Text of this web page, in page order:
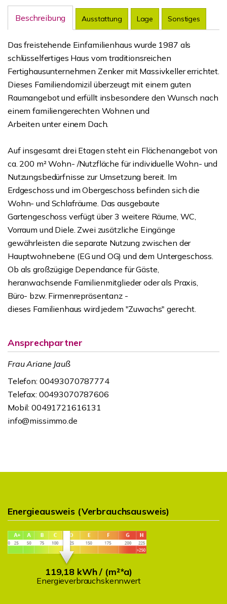
Beschreibung Ausstattung Lage Sonstiges
Das freistehende Einfamilienhaus wurde 1987 als
schlüsselfertiges Haus vom traditionsreichen
Fertighausunternehmen Zenker mit Massivkeller errichtet.
Dieses Familiendomizil überzeugt mit einem guten
Raumangebot und erfüllt insbesondere den Wunsch nach
einem familiengerechten Wohnen und
Arbeiten unter einem Dach.
Auf insgesamt drei Etagen steht ein Flächenangebot von
ca. 200 m² Wohn- /Nutzfläche für individuelle Wohn- und
Nutzungsbedürfnisse zur Umsetzung bereit. Im
Erdgeschoss und im Obergeschoss befinden sich die
Wohn- und Schlafräume. Das ausgebaute
Gartengeschoss verfügt über 3 weitere Räume, WC,
Vorraum und Diele. Zwei zusätzliche Eingänge
gewährleisten die separate Nutzung zwischen der
Hauptwohnebene (EG und OG) und dem Untergeschoss.
Ob als großzügige Dependance für Gäste,
heranwachsende Familienmitglieder oder als Praxis,
Büro- bzw. Firmenrepräsentanz -
dieses Familienhaus wird jedem "Zuwachs" gerecht.
Ansprechpartner
Frau Ariane Jauß
Telefon: 00493070787774
Telefax: 00493070787606
Mobil: 00491721616131
info@missimmo.de
Energieausweis (Verbrauchsausweis)
119,18 kWh / (m²*a)
Energieverbrauchskennwert